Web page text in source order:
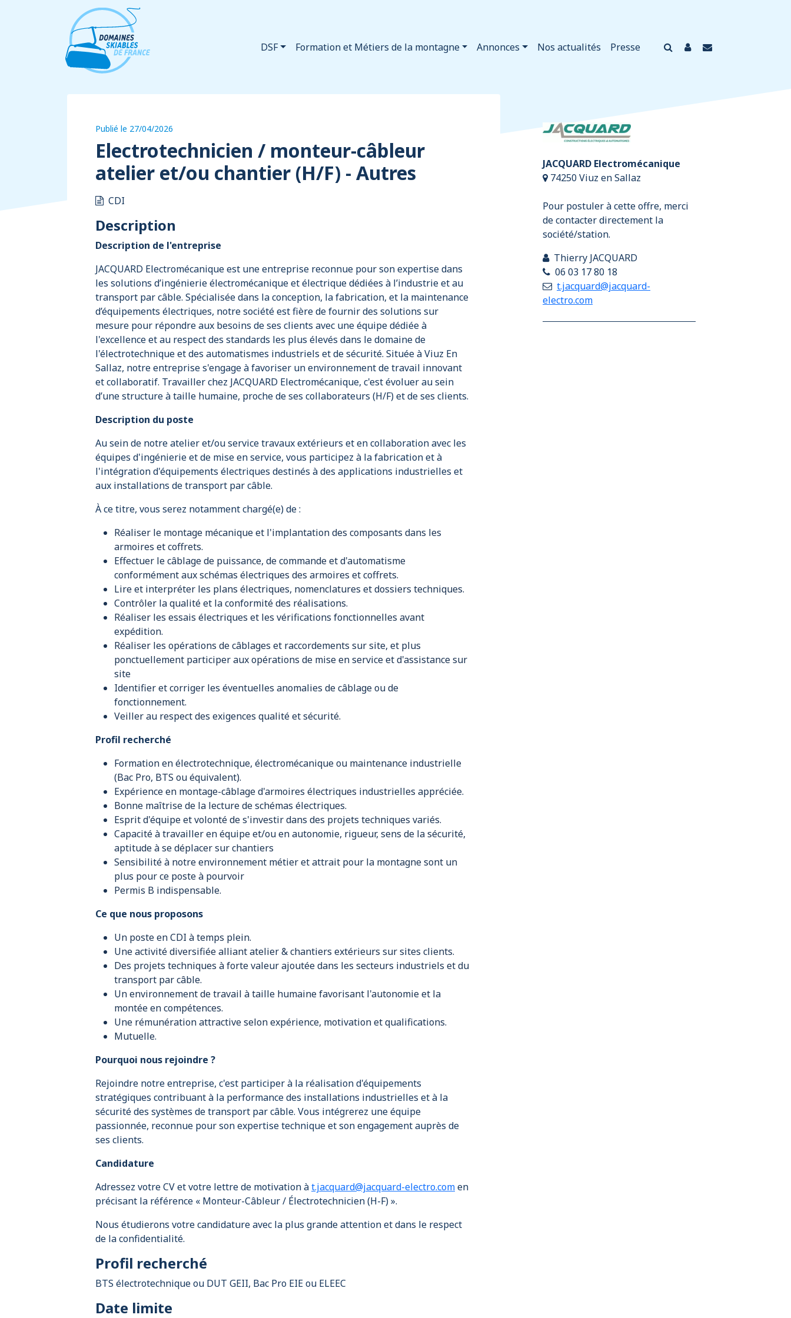
DSF Formation et Métiers de la montagne Annonces Nos actualités Presse
Publié le 27/04/2026
Electrotechnicien / monteur-câbleur
atelier et/ou chantier (H/F) - Autres
CDI
Description
Description de l'entreprise
JACQUARD Electromécanique est une entreprise reconnue pour son expertise dans
les solutions d’ingénierie électromécanique et électrique dédiées à l’industrie et au
transport par câble. Spécialisée dans la conception, la fabrication, et la maintenance
d’équipements électriques, notre société est fière de fournir des solutions sur
mesure pour répondre aux besoins de ses clients avec une équipe dédiée à
l'excellence et au respect des standards les plus élevés dans le domaine de
l'électrotechnique et des automatismes industriels et de sécurité. Située à Viuz En
Sallaz, notre entreprise s'engage à favoriser un environnement de travail innovant
et collaboratif. Travailler chez JACQUARD Electromécanique, c'est évoluer au sein
d’une structure à taille humaine, proche de ses collaborateurs (H/F) et de ses clients.
Description du poste
Au sein de notre atelier et/ou service travaux extérieurs et en collaboration avec les
équipes d'ingénierie et de mise en service, vous participez à la fabrication et à
l'intégration d'équipements électriques destinés à des applications industrielles et
aux installations de transport par câble.
À ce titre, vous serez notamment chargé(e) de :
Réaliser le montage mécanique et l'implantation des composants dans les
armoires et coffrets.
Effectuer le câblage de puissance, de commande et d'automatisme
conformément aux schémas électriques des armoires et coffrets.
Lire et interpréter les plans électriques, nomenclatures et dossiers techniques.
Contrôler la qualité et la conformité des réalisations.
Réaliser les essais électriques et les vérifications fonctionnelles avant
expédition.
Réaliser les opérations de câblages et raccordements sur site, et plus
ponctuellement participer aux opérations de mise en service et d'assistance sur
site
Identifier et corriger les éventuelles anomalies de câblage ou de
fonctionnement.
Veiller au respect des exigences qualité et sécurité.
Profil recherché
Formation en électrotechnique, électromécanique ou maintenance industrielle
(Bac Pro, BTS ou équivalent).
Expérience en montage-câblage d'armoires électriques industrielles appréciée.
Bonne maîtrise de la lecture de schémas électriques.
Esprit d'équipe et volonté de s'investir dans des projets techniques variés.
Capacité à travailler en équipe et/ou en autonomie, rigueur, sens de la sécurité,
aptitude à se déplacer sur chantiers
Sensibilité à notre environnement métier et attrait pour la montagne sont un
plus pour ce poste à pourvoir
Permis B indispensable.
Ce que nous proposons
Un poste en CDI à temps plein.
Une activité diversifiée alliant atelier & chantiers extérieurs sur sites clients.
Des projets techniques à forte valeur ajoutée dans les secteurs industriels et du
transport par câble.
Un environnement de travail à taille humaine favorisant l'autonomie et la
montée en compétences.
Une rémunération attractive selon expérience, motivation et qualifications.
Mutuelle.
Pourquoi nous rejoindre ?
Rejoindre notre entreprise, c'est participer à la réalisation d'équipements
stratégiques contribuant à la performance des installations industrielles et à la
sécurité des systèmes de transport par câble. Vous intégrerez une équipe
passionnée, reconnue pour son expertise technique et son engagement auprès de
ses clients.
Candidature
Adressez votre CV et votre lettre de motivation àt.jacquard@jacquard-electro.comen
précisant la référence « Monteur-Câbleur / Électrotechnicien (H-F) ».
Nous étudierons votre candidature avec la plus grande attention et dans le respect
de la confidentialité.
Profil recherché
BTS électrotechnique ou DUT GEII, Bac Pro EIE ou ELEEC
Date limite
JACQUARD Electromécanique
74250 Viuz en Sallaz
Pour postuler à cette offre, merci
de contacter directement la
société/station.
Thierry JACQUARD
06 03 17 80 18
t.jacquard@jacquard-
electro.com
Panneau de gestion des cookies